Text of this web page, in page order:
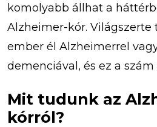
komolyabb állhat a
Alzheimer-kór.
ember él Alzheimerrel
demenciával, és ez a szám
Mit tudunk az
kórról?